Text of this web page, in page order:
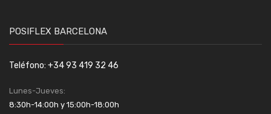
POSIFLEX BARCELONA
Teléfono: +34 93 419 32 46
Lunes-Jueves:
8:30h-14:00h y 15:00h-18:00h